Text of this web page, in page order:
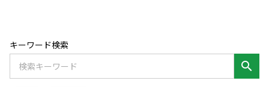
キーワード検索
search